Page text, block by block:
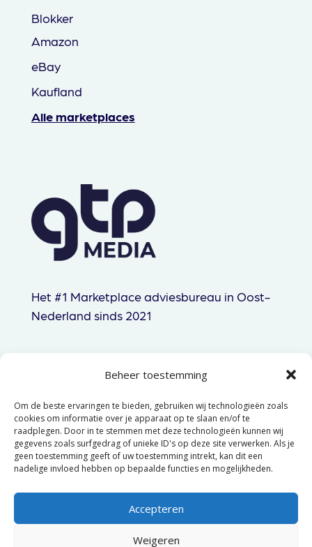
Beheer toestemming
Om de beste ervaringen te bieden, gebruiken wij technologieën zoals
cookies om informatie over je apparaat op te slaan en/of te
raadplegen. Door in te stemmen met deze technologieën kunnen wij
gegevens zoals surfgedrag of unieke ID's op deze site verwerken. Als je
geen toestemming geeft of uw toestemming intrekt, kan dit een
nadelige invloed hebben op bepaalde functies en mogelijkheden.
Accepteren
Weigeren
Blokker
Amazon
eBay
Kaufland
Alle marketplaces
Het #1 Marketplace adviesbureau in Oost-
Nederland sinds 2021
hallo@gtpmedia.nl
Hengelo, NL